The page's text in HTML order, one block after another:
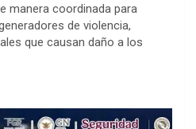
manera coordinada para
de violencia,
que causan daño a los